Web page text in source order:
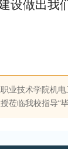
设做出我
术学院机电工程系荣获世
校指导“毕节市智能矿山机器